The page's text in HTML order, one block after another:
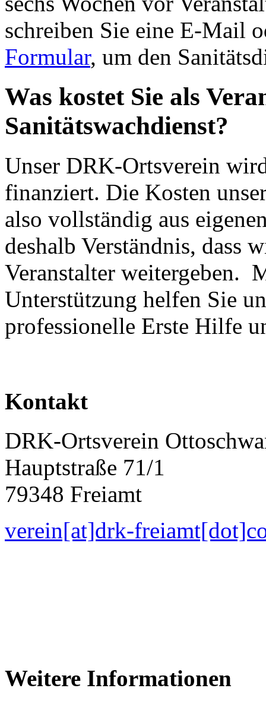
schreiben Sie eine E-Mail
Formular, um den
Was kostet Sie als
Sanitätswachdienst?
Unser DRK-Ortsverein
finanziert. Die Kosten
also vollständig aus
deshalb Verständnis, dass
Veranstalter weitergeben.
Unterstützung helfen Sie
professionelle Erste Hilfe
Kontakt
DRK-Ortsverein
Hauptstraße 71/1
79348 Freiamt
verein[at]drk-
Weitere Informationen